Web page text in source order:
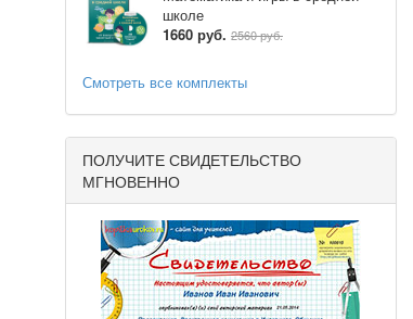
школе
1660 руб. 2560 руб.
Смотреть все комплекты
ПОЛУЧИТЕ СВИДЕТЕЛЬСТВО
МГНОВЕННО